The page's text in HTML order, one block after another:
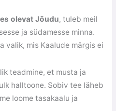
olevat Jõudu, tuleb meil
ja südamesse minna.
valik, mis Kaalude märgis ei
teadmine, et musta ja
halltoone. Sobiv tee läheb
loome tasakaalu ja